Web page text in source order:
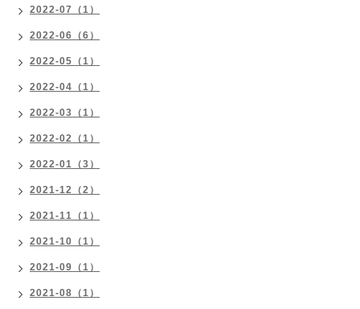
2022-07（1）
2022-06（6）
2022-05（1）
2022-04（1）
2022-03（1）
2022-02（1）
2022-01（3）
2021-12（2）
2021-11（1）
2021-10（1）
2021-09（1）
2021-08（1）